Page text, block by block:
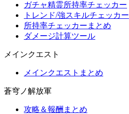
ガチャ精霊所持率チェッカー
トレンド/強スキルチェッカー
所持率チェッカーまとめ
ダメージ計算ツール
メインクエスト
メインクエストまとめ
蒼穹ノ解放軍
攻略＆報酬まとめ